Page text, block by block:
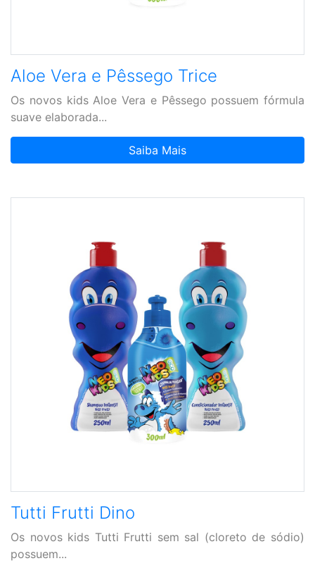
Aloe Vera e Pêssego Trice
Os novos kids Aloe Vera e Pêssego possuem fórmula
suave elaborada...
Saiba Mais
Tutti Frutti Dino
Os novos kids Tutti Frutti sem sal (cloreto de sódio)
possuem...